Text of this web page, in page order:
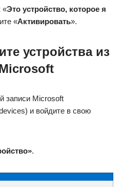
«Это устройство, которое я
«Активировать».
устройства из
записи Microsoft
и войдите в свою
.